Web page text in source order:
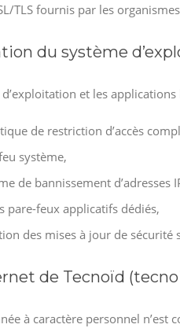
TLS fournis par les organismes
du système
et les
de restriction d’accès
système,
de bannissement d’adresses
pare-feux applicatifs dédiés,
des mises à jour de
de Tecnoïd
à caractère personnel n’est